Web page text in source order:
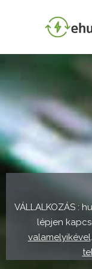
VÁLLALKOZÁS :
lépjen
valamelyikével